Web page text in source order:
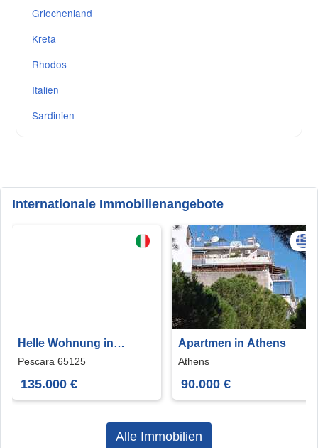
Griechenland
Kreta
Rhodos
Italien
Sardinien
Internationale Immobilienangebote
Helle Wohnung in
Pescara
Pescara 65125
135.000 €
Apartmen in Athens
Athens
90.000 €
Alle Immobilien